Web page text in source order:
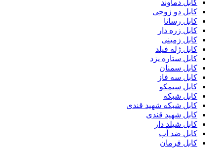
کابل دماوند
کابل دو زوجی
کابل رسانا
کابل زره دار
کابل زمینی
کابل ژله فیلد
کابل ستاره یزد
کابل سمنان
کابل سه فاز
کابل سیمکو
کابل شبکه
کابل شبکه شهید قندی
کابل شهید قندی
کابل شیلد دار
کابل ضد آب
کابل فرمان